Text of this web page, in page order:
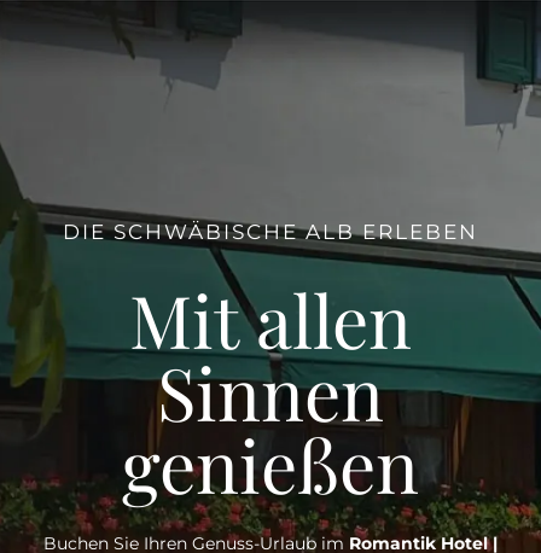
DIE SCHWÄBISCHE ALB ERLEBEN
Mit allen
Sinnen
genießen
Buchen Sie Ihren Genuss-Urlaub im Romantik Hotel |